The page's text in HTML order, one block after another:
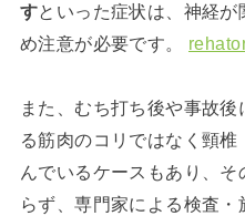
すといった症状は、神経
め注意が必要です。
また、むち打ち後や事故
る筋肉のコリではなく頸
んでいるケースもあり、
らず、専門家による検査